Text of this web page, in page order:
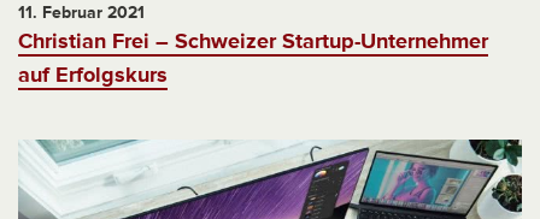
11. Februar 2021
Christian Frei – Schweizer Startup-Unternehmer
auf Erfolgskurs